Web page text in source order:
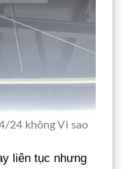
24 không Vì sao
liên tục nhưng